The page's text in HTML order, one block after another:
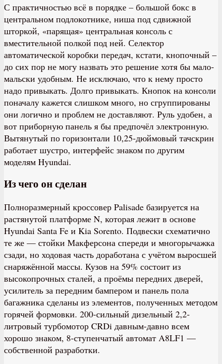
С практичностью всё в порядке – большой бокс в
центральном подлокотнике, ниша под сдвижной
шторкой, «парящая» центральная консоль с
вместительной полкой под ней. Селектор
автоматической коробки передач, кстати, кнопочный –
до сих пор не могу назвать это решение хотя бы мало-
мальски удобным. Не исключаю, что к нему просто
надо привыкать. Долго привыкать. Кнопок на консоли
поначалу кажется слишком много, но сгруппированы
они логично и проблем не доставляют. Руль удобен, а
вот приборную панель я бы предпочёл электронную.
Вытянутый по горизонтали 10,25-дюймовый тачскрин
работает шустро, интерфейс знаком по другим
моделям Hyundai.
Из чего он сделан
Полноразмерный кроссовер Palisade базируется на
растянутой платформе N, которая лежит в основе
Hyundai Santa Fe и Kia Sorento. Подвески схематично
те же — стойки Макферсона спереди и многорычажка
сзади, но ходовая часть доработана с учётом выросшей
снаряжённой массы. Кузов на 59% состоит из
высокопрочных сталей, а проёмы передних дверей,
усилитель за передним бампером и панель пола
багажника сделаны из элементов, полученных методом
горячей формовки. 200-сильный дизельный 2,2-
литровый турбомотор CRDi давным-давно всем
хорошо знаком, 8-ступенчатый автомат A8LF1 —
собственной разработки.